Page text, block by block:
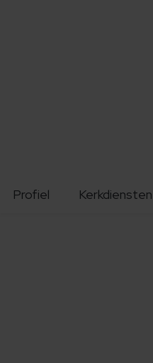
Profiel Kerkdiensten